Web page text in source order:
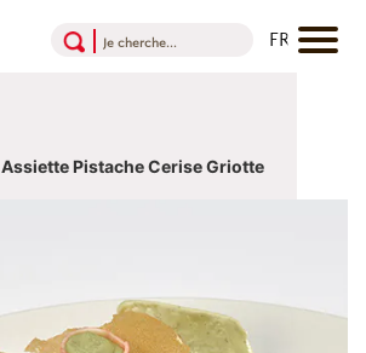
Assiette Pistache Cerise Griotte